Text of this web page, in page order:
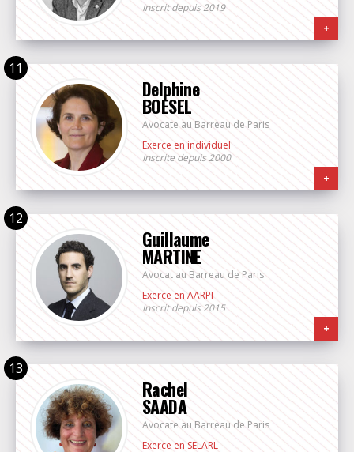
Inscrit depuis 2019
+
Delphine
BOESEL
Avocate au Barreau de Paris
Exerce en individuel
Inscrite depuis 2000
+
Guillaume
MARTINE
Avocat au Barreau de Paris
Exerce en AARPI
Inscrit depuis 2015
+
Rachel
SAADA
Avocate au Barreau de Paris
Exerce en SELARL